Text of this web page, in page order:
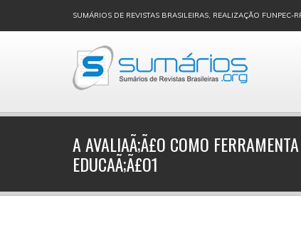
SUMÁRIOS DE REVISTAS BRASILEIRAS, REALIZAÇÃO FUNPEC-
A AVALIAÃ;Ã£O COMO
EDUCAÃ;Ã£O1